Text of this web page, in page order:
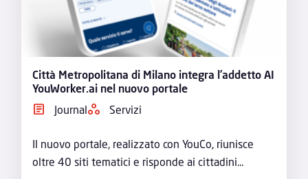
Città Metropolitana di Milano integra l’addetto AI
YouWorker.ai nel nuovo portale
Journal
Servizi
Il nuovo portale, realizzato con YouCo, riunisce
oltre 40 siti tematici e risponde ai cittadini...